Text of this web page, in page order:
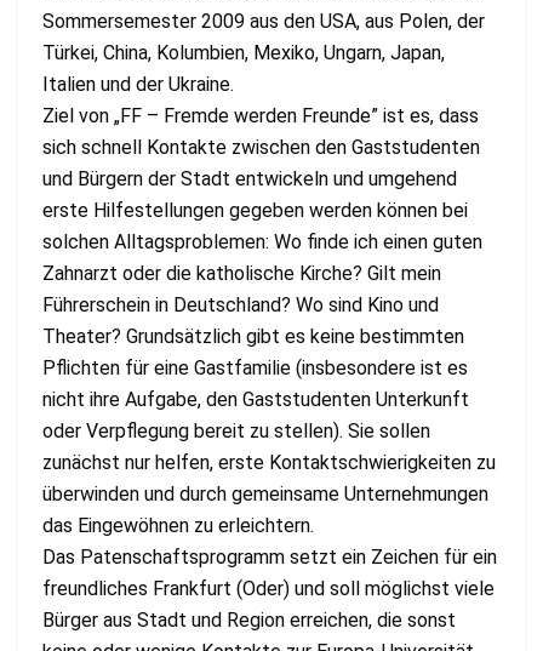
Sommersemester 2009 aus den USA, aus Polen, der
Türkei, China, Kolumbien, Mexiko, Ungarn, Japan,
Italien und der Ukraine.
Ziel von „FF – Fremde werden Freunde” ist es, dass
sich schnell Kontakte zwischen den Gaststudenten
und Bürgern der Stadt entwickeln und umgehend
erste Hilfestellungen gegeben werden können bei
solchen Alltagsproblemen: Wo finde ich einen guten
Zahnarzt oder die katholische Kirche? Gilt mein
Führerschein in Deutschland? Wo sind Kino und
Theater? Grundsätzlich gibt es keine bestimmten
Pflichten für eine Gastfamilie (insbesondere ist es
nicht ihre Aufgabe, den Gaststudenten Unterkunft
oder Verpflegung bereit zu stellen). Sie sollen
zunächst nur helfen, erste Kontaktschwierigkeiten zu
überwinden und durch gemeinsame Unternehmungen
das Eingewöhnen zu erleichtern.
Das Patenschaftsprogramm setzt ein Zeichen für ein
freundliches Frankfurt (Oder) und soll möglichst viele
Bürger aus Stadt und Region erreichen, die sonst